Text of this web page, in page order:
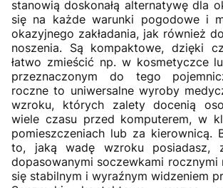
stanowią doskonałą alternatywę dla
się na każde warunki pogodowe i
okazyjnego zakładania, jak również
noszenia. Są kompaktowe, dzięki
łatwo zmieścić np. w kosmetyczce
przeznaczonym do tego
roczne to uniwersalne wyroby
wzroku, których zalety docenią
wiele czasu przed komputerem, w
pomieszczeniach lub za kierownicą.
to, jaką wadę wzroku posiadasz,
dopasowanymi soczewkami rocznymi
się stabilnym i wyraźnym widzeniem